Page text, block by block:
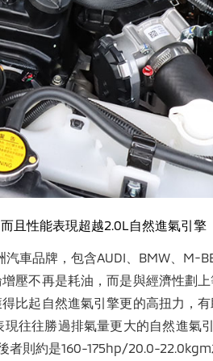
且性能表現超越2.0L 自然進氣引擎
車品牌，包含AUDI、BMW、M-
壓不再是耗油，而是與經濟性劃
比起自然進氣引擎更的高扭力，
往往勝過排氣量更大的自然進氣
則約是160-175hp/20.0-22.0kgm